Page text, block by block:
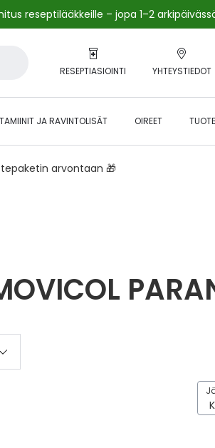
reseptilääkkeille – jopa 1–2
RESEPTIASIOINTI YHTEYSTIEDOT
JA RAVINTOLISÄT OIREET
arvontaan 🎁